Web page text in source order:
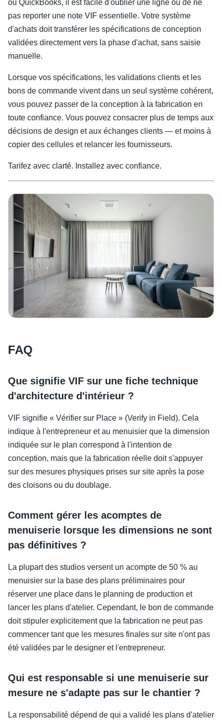
ou QuickBooks, il est facile d'oublier une ligne ou de ne
pas reporter une note VIF essentielle. Votre système
d'achats doit transférer les spécifications de conception
validées directement vers la phase d'achat, sans saisie
manuelle.
Lorsque vos spécifications, les validations clients et les
bons de commande vivent dans un seul système cohérent,
vous pouvez passer de la conception à la fabrication en
toute confiance. Vous pouvez consacrer plus de temps aux
décisions de design et aux échanges clients — et moins à
copier des cellules et relancer les fournisseurs.
Tarifez avec clarté. Installez avec confiance.
FAQ
Que signifie VIF sur une fiche technique
d'architecture d'intérieur ?
VIF signifie « Vérifier sur Place » (Verify in Field). Cela
indique à l'entrepreneur et au menuisier que la dimension
indiquée sur le plan correspond à l'intention de
conception, mais que la fabrication réelle doit s'appuyer
sur des mesures physiques prises sur site après la pose
des cloisons ou du doublage.
Comment gérer les acomptes de
menuiserie lorsque les dimensions ne sont
pas définitives ?
La plupart des studios versent un acompte de 50 % au
menuisier sur la base des plans préliminaires pour
réserver une place dans le planning de production et
lancer les plans d'atelier. Cependant, le bon de commande
doit stipuler explicitement que la fabrication ne peut pas
commencer tant que les mesures finales sur site n'ont pas
été validées par le designer et l'entrepreneur.
Qui est responsable si une menuiserie sur
mesure ne s'adapte pas sur le chantier ?
La responsabilité dépend de qui a validé les plans d'atelier